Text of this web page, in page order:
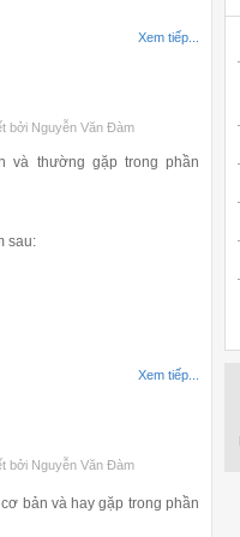
Xem tiếp...
bởi Nguyễn Văn Đàm
thường gặp trong phần
sau:
Xem tiếp...
bởi Nguyễn Văn Đàm
bản và hay gặp trong phần